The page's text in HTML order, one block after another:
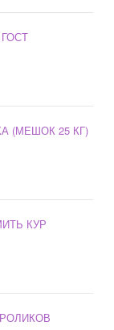
(МЕШОК 25 КГ)
КУР